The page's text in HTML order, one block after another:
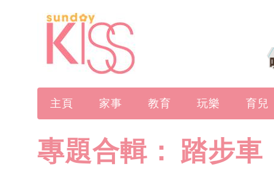
主頁 家事 教育 玩樂 育兒
專題合輯： 踏步車